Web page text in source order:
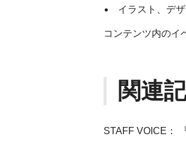
イラスト、デ
コンテンツ内のイ
関連
STAFF VOICE：